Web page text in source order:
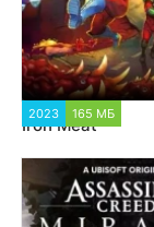
2023 165 МБ
Iron Meat